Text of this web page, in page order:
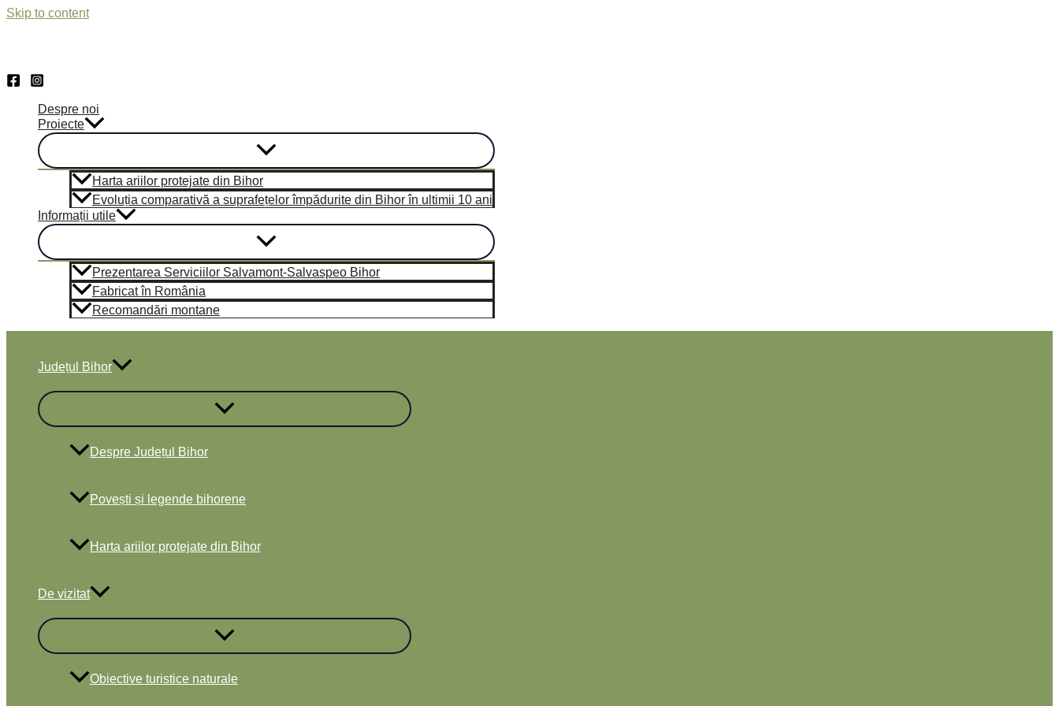
Skip to content
Despre noi
Proiecte
Harta ariilor protejate din Bihor
Evoluția comparativă a suprafețelor împădurite din Bihor în ultimii 10 ani
Informații utile
Prezentarea Serviciilor Salvamont-Salvaspeo Bihor
Fabricat în România
Recomandări montane